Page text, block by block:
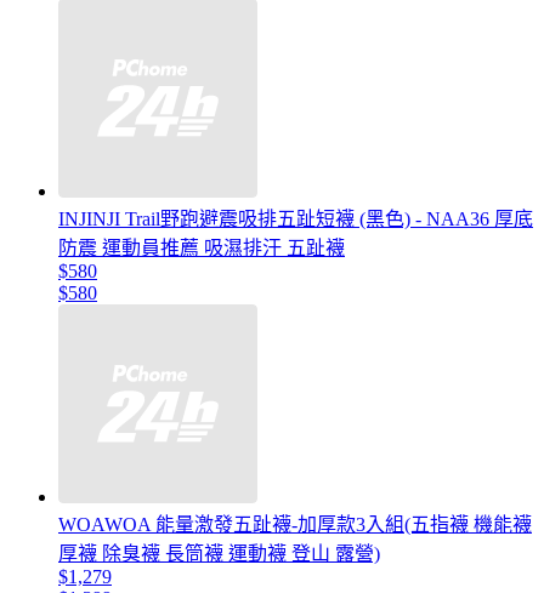
INJINJI Trail野跑避震吸排五趾短襪 (黑色) - NAA36 厚底
防震 運動員推薦 吸濕排汗 五趾襪
$580
$580
WOAWOA 能量激發五趾襪-加厚款3入組(五指襪 機能襪
厚襪 除臭襪 長筒襪 運動襪 登山 露營)
$1,279